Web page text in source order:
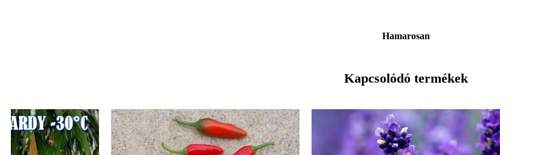
Hamarosan
Kapcsolódó termékek